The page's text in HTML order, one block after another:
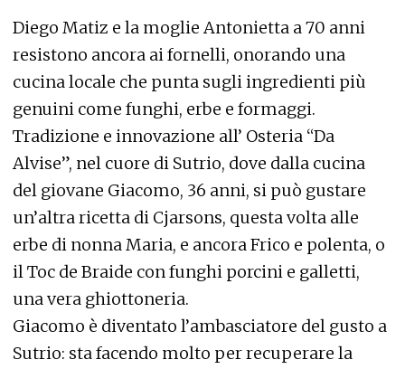
Diego Matiz e la moglie Antonietta a 70 anni
resistono ancora ai fornelli, onorando una
cucina locale che punta sugli ingredienti più
genuini come funghi, erbe e formaggi.
Tradizione e innovazione all’ Osteria “Da
Alvise”, nel cuore di Sutrio, dove dalla cucina
del giovane Giacomo, 36 anni, si può gustare
un’altra ricetta di Cjarsons, questa volta alle
erbe di nonna Maria, e ancora Frico e polenta, o
il Toc de Braide con funghi porcini e galletti,
una vera ghiottoneria.
Giacomo è diventato l’ambasciatore del gusto a
Sutrio: sta facendo molto per recuperare la